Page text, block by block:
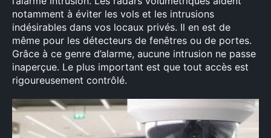
notamment à éviter les vols et les intrusions
indésirables dans vos locaux privés. Il en est de
même pour les détecteurs de fenêtres ou de portes.
Grâce à ce genre d’alarme, aucune intrusion ne passe
inaperçue. Le plus important est que tout accès est
rigoureusement contrôlé.